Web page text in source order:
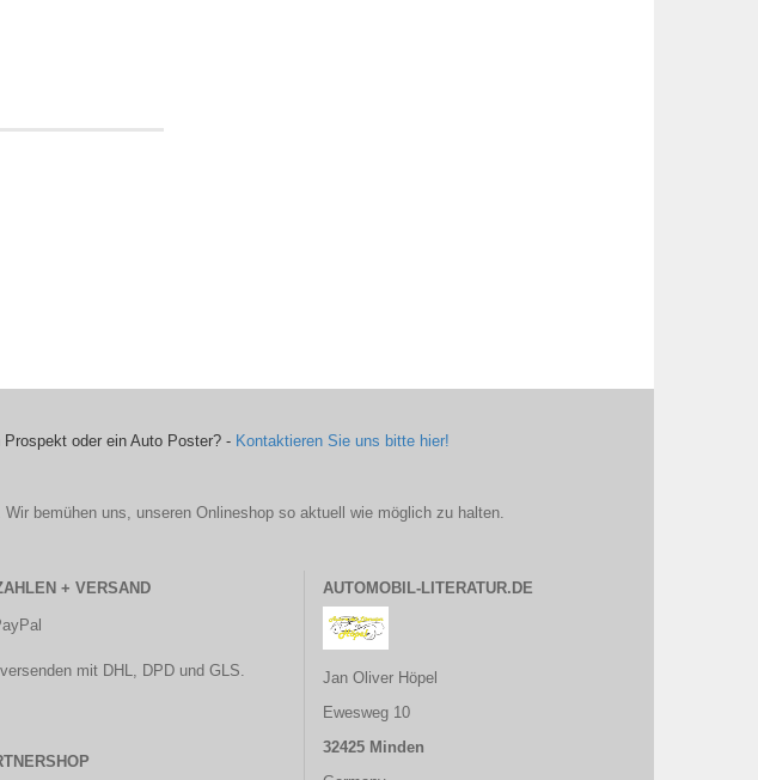
oder ein Auto Poster? - Kontaktieren Sie uns bitte hier!
bemühen uns, unseren Onlineshop so aktuell wie möglich zu halten.
+ VERSAND
mit DHL, DPD und GLS.
AUTOMOBIL-LITERATUR.DE
Jan Oliver Höpel
Ewesweg 10
32425 Minden